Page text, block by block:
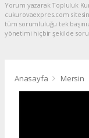
Yorum yazarak Topluluk
cukurovaexpres.com
tüm sorumluluğu tek
yönetimi hiçbir şekilde
Anasayfa Mersin